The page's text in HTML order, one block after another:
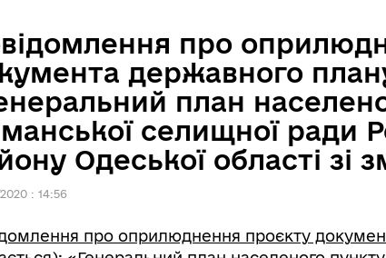
про
державного
план
селищної ради
Одеської області зі
: 14:56
про оприлюднення проєкту